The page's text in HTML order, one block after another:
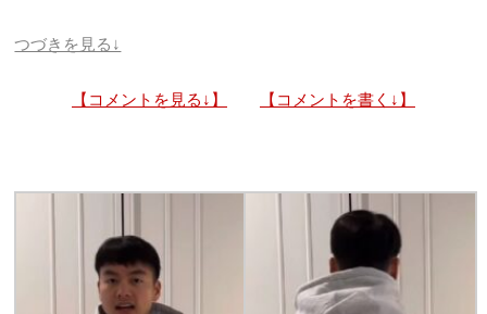
つづきを見る↓
【コメントを見る↓】 【コメントを書く↓】